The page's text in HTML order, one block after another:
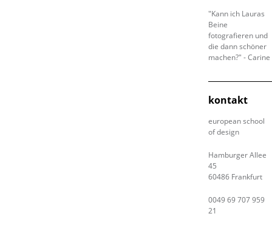
"Kann ich Lauras
Beine
fotografieren und
die dann schöner
machen?" - Carine
kontakt
european school
of design
Hamburger Allee
45
60486 Frankfurt
0049 69 707 959
21